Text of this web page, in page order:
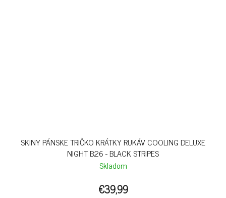
SKINY PÁNSKE TRIČKO KRÁTKY RUKÁV COOLING DELUXE
NIGHT B26 - BLACK STRIPES
Skladom
€39,99